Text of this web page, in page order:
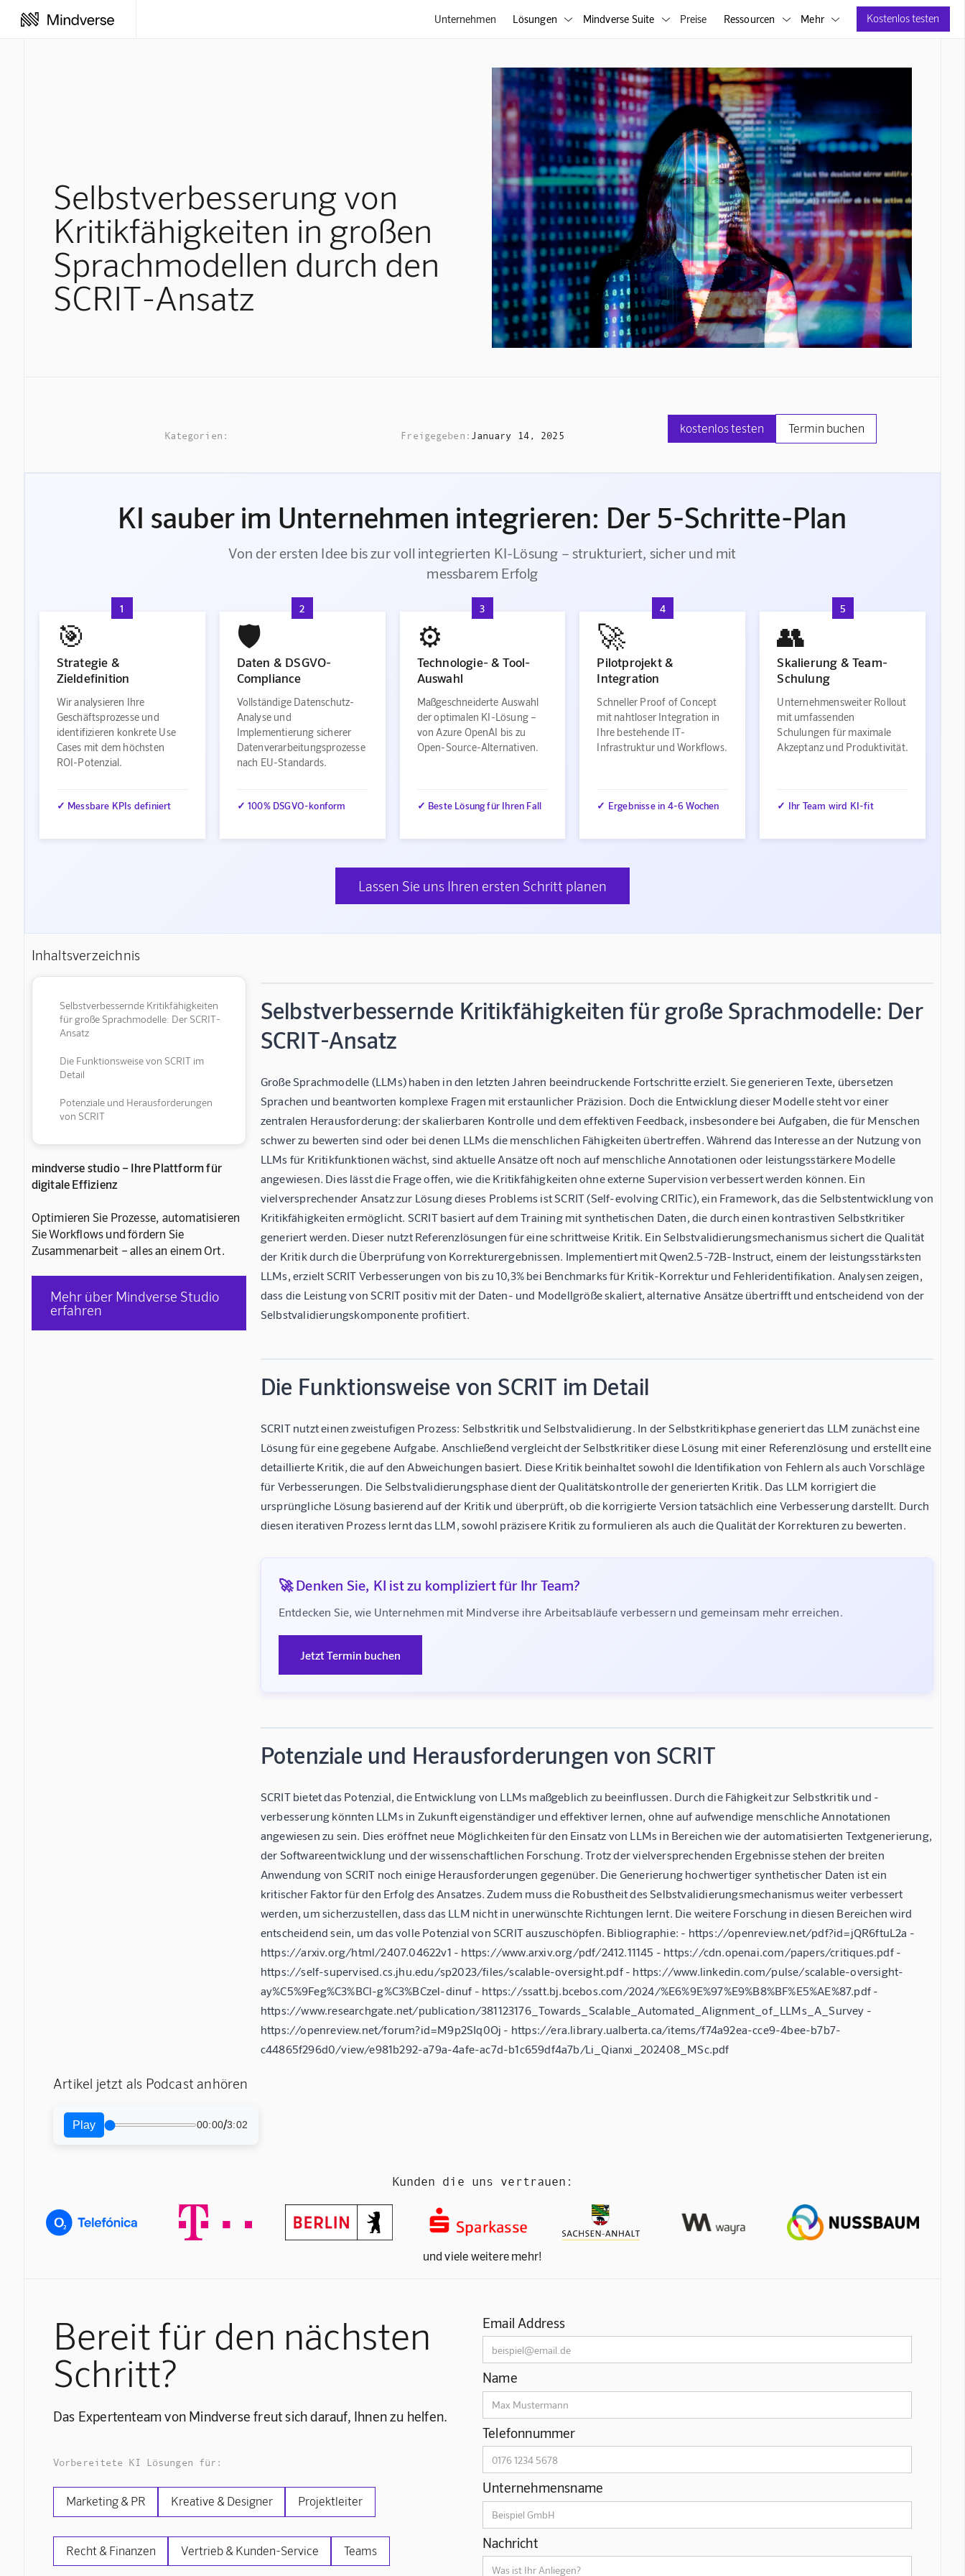
Unternehmen Lösungen  Mindverse Suite  Preise Ressourcen  Mehr  Kostenlos testen
Selbstverbesserung von
Kritikfähigkeiten in großen
Sprachmodellen durch den
SCRIT-Ansatz
Kategorien: Freigegeben: January 14, 2025
kostenlos testen Termin buchen
KI sauber im Unternehmen integrieren: Der 5-Schritte-Plan
Von der ersten Idee bis zur voll integrierten KI-Lösung – strukturiert, sicher und mit
messbarem Erfolg
1
🎯
Strategie &
Zieldefinition
Wir analysieren Ihre
Geschäftsprozesse und
identifizieren konkrete Use
Cases mit dem höchsten
ROI-Potenzial.
✓ Messbare KPIs definiert
2
🛡️
Daten & DSGVO-
Compliance
Vollständige Datenschutz-
Analyse und
Implementierung sicherer
Datenverarbeitungsprozesse
nach EU-Standards.
✓ 100% DSGVO-konform
3
⚙️
Technologie- & Tool-
Auswahl
Maßgeschneiderte Auswahl
der optimalen KI-Lösung –
von Azure OpenAI bis zu
Open-Source-Alternativen.
✓ Beste Lösung für Ihren Fall
4
🚀
Pilotprojekt &
Integration
Schneller Proof of Concept
mit nahtloser Integration in
Ihre bestehende IT-
Infrastruktur und Workflows.
✓ Ergebnisse in 4-6 Wochen
5
👥
Skalierung & Team-
Schulung
Unternehmensweiter Rollout
mit umfassenden
Schulungen für maximale
Akzeptanz und Produktivität.
✓ Ihr Team wird KI-fit
Lassen Sie uns Ihren ersten Schritt planen
Inhaltsverzeichnis
Selbstverbessernde Kritikfähigkeiten
für große Sprachmodelle: Der SCRIT-
Ansatz
Die Funktionsweise von SCRIT im
Detail
Potenziale und Herausforderungen
von SCRIT
mindverse studio – Ihre Plattform für
digitale Effizienz
Optimieren Sie Prozesse, automatisieren
Sie Workflows und fördern Sie
Zusammenarbeit – alles an einem Ort.
Mehr über Mindverse Studio
erfahren
Selbstverbessernde Kritikfähigkeiten für große Sprachmodelle: Der
SCRIT-Ansatz
Große Sprachmodelle (LLMs) haben in den letzten Jahren beeindruckende Fortschritte erzielt. Sie generieren Texte, übersetzen
Sprachen und beantworten komplexe Fragen mit erstaunlicher Präzision. Doch die Entwicklung dieser Modelle steht vor einer
zentralen Herausforderung: der skalierbaren Kontrolle und dem effektiven Feedback, insbesondere bei Aufgaben, die für Menschen
schwer zu bewerten sind oder bei denen LLMs die menschlichen Fähigkeiten übertreffen. Während das Interesse an der Nutzung von
LLMs für Kritikfunktionen wächst, sind aktuelle Ansätze oft noch auf menschliche Annotationen oder leistungsstärkere Modelle
angewiesen. Dies lässt die Frage offen, wie die Kritikfähigkeiten ohne externe Supervision verbessert werden können. Ein
vielversprechender Ansatz zur Lösung dieses Problems ist SCRIT (Self-evolving CRITic), ein Framework, das die Selbstentwicklung von
Kritikfähigkeiten ermöglicht. SCRIT basiert auf dem Training mit synthetischen Daten, die durch einen kontrastiven Selbstkritiker
generiert werden. Dieser nutzt Referenzlösungen für eine schrittweise Kritik. Ein Selbstvalidierungsmechanismus sichert die Qualität
der Kritik durch die Überprüfung von Korrekturergebnissen. Implementiert mit Qwen2.5-72B-Instruct, einem der leistungsstärksten
LLMs, erzielt SCRIT Verbesserungen von bis zu 10,3% bei Benchmarks für Kritik-Korrektur und Fehleridentifikation. Analysen zeigen,
dass die Leistung von SCRIT positiv mit der Daten- und Modellgröße skaliert, alternative Ansätze übertrifft und entscheidend von der
Selbstvalidierungskomponente profitiert.
Die Funktionsweise von SCRIT im Detail
SCRIT nutzt einen zweistufigen Prozess: Selbstkritik und Selbstvalidierung. In der Selbstkritikphase generiert das LLM zunächst eine
Lösung für eine gegebene Aufgabe. Anschließend vergleicht der Selbstkritiker diese Lösung mit einer Referenzlösung und erstellt eine
detaillierte Kritik, die auf den Abweichungen basiert. Diese Kritik beinhaltet sowohl die Identifikation von Fehlern als auch Vorschläge
für Verbesserungen. Die Selbstvalidierungsphase dient der Qualitätskontrolle der generierten Kritik. Das LLM korrigiert die
ursprüngliche Lösung basierend auf der Kritik und überprüft, ob die korrigierte Version tatsächlich eine Verbesserung darstellt. Durch
diesen iterativen Prozess lernt das LLM, sowohl präzisere Kritik zu formulieren als auch die Qualität der Korrekturen zu bewerten.
🚀 Denken Sie, KI ist zu kompliziert für Ihr Team?
Entdecken Sie, wie Unternehmen mit Mindverse ihre Arbeitsabläufe verbessern und gemeinsam mehr erreichen.
Jetzt Termin buchen
Potenziale und Herausforderungen von SCRIT
SCRIT bietet das Potenzial, die Entwicklung von LLMs maßgeblich zu beeinflussen. Durch die Fähigkeit zur Selbstkritik und -
verbesserung könnten LLMs in Zukunft eigenständiger und effektiver lernen, ohne auf aufwendige menschliche Annotationen
angewiesen zu sein. Dies eröffnet neue Möglichkeiten für den Einsatz von LLMs in Bereichen wie der automatisierten Textgenerierung,
der Softwareentwicklung und der wissenschaftlichen Forschung. Trotz der vielversprechenden Ergebnisse stehen der breiten
Anwendung von SCRIT noch einige Herausforderungen gegenüber. Die Generierung hochwertiger synthetischer Daten ist ein
kritischer Faktor für den Erfolg des Ansatzes. Zudem muss die Robustheit des Selbstvalidierungsmechanismus weiter verbessert
werden, um sicherzustellen, dass das LLM nicht in unerwünschte Richtungen lernt. Die weitere Forschung in diesen Bereichen wird
entscheidend sein, um das volle Potenzial von SCRIT auszuschöpfen. Bibliographie: - https://openreview.net/pdf?id=jQR6ftuL2a -
https://arxiv.org/html/2407.04622v1 - https://www.arxiv.org/pdf/2412.11145 - https://cdn.openai.com/papers/critiques.pdf -
https://self-supervised.cs.jhu.edu/sp2023/files/scalable-oversight.pdf - https://www.linkedin.com/pulse/scalable-oversight-
ay%C5%9Feg%C3%BCl-g%C3%BCzel-dinuf - https://ssatt.bj.bcebos.com/2024/%E6%9E%97%E9%B8%BF%E5%AE%87.pdf -
https://www.researchgate.net/publication/381123176_Towards_Scalable_Automated_Alignment_of_LLMs_A_Survey -
https://openreview.net/forum?id=M9p2SIq0Oj - https://era.library.ualberta.ca/items/f74a92ea-cce9-4bee-b7b7-
c44865f296d0/view/e981b292-a79a-4afe-ac7d-b1c659df4a7b/Li_Qianxi_202408_MSc.pdf
Artikel jetzt als Podcast anhören
Play 00:00/3:02
Kunden die uns vertrauen:
und viele weitere mehr!
Bereit für den nächsten
Schritt?
Das Expertenteam von Mindverse freut sich darauf, Ihnen zu helfen.
Vorbereitete KI Lösungen für:
Marketing & PR Kreative & Designer Projektleiter
Recht & Finanzen Vertrieb & Kunden-Service Teams
Email Address
Name
Telefonnummer
Unternehmensname
Nachricht